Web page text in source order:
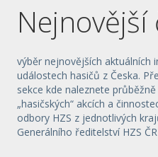
Nejnovější
výběr nejnovějších aktuálních
událostech hasičů z Česka.
sekce kde naleznete
„hasičských“ akcích a
odbory HZS z jednotlivých
Generálního ředitelství HZS ČR